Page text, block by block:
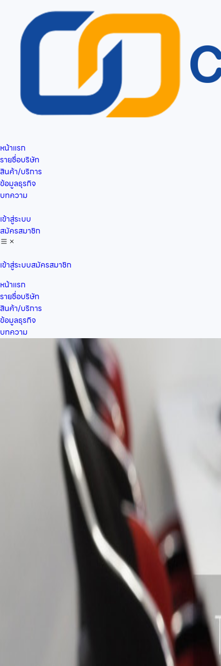
หน้าแรก
รายชื่อบริษัท
สินค้า/บริการ
ข้อมูลธุรกิจ
บทความ
เข้าสู่ระบบ
สมัครสมาชิก
เข้าสู่ระบบสมัครสมาชิก
หน้าแรก
รายชื่อบริษัท
สินค้า/บริการ
ข้อมูลธุรกิจ
บทความ